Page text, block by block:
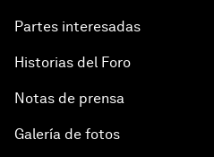
Partes interesadas
Historias del Foro
Notas de prensa
Galería de fotos